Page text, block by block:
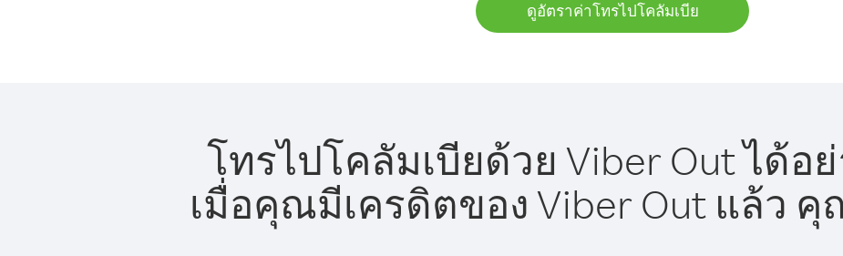
ดูอัตราค่าโทรไปโคลัมเบีย
โทรไปโคลัมเบียด้วย Viber Out ได้อ
เมื่อคุณมีเครดิตของ Viber Out แล้ว